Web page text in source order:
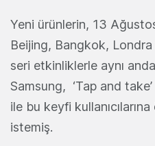
Yeni ürünlerin, 13
Beijing, Bangkok, Londra
seri etkinliklerle aynı anda
Samsung, ‘Tap and
ile bu keyfi
istemiş.